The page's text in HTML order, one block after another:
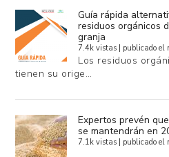
Guía rápida
residuos orgánicos
granja
7.4k vistas publicado el
Los residuos
tienen su orige…
Expertos prevén
se mantendrán en
7.1k vistas publicado el